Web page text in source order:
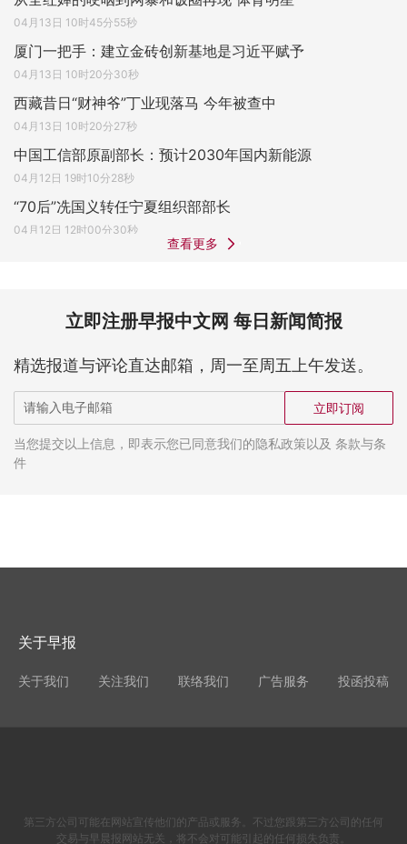
04月13日 10时45分55秒
厦门一把手：建立金砖创新基地是习近平赋予
04月13日 10时20分30秒
西藏昔日“财神爷”丁业现落马 今年被查中
04月13日 10时20分27秒
中国工信部原副部长：预计2030年国内新能源
04月12日 19时10分28秒
“70后”冼国义转任宁夏组织部部长
04月12日 12时00分30秒
查看更多
立即注册早报中文网 每日新闻简报
精选报道与评论直达邮箱，周一至周五上午发送。
立即订阅
当您提交以上信息，即表示您已同意我们的隐私政策以及 条款与条
件
关于早报
关于我们 关注我们 联络我们 广告服务 投函投稿
第三方公司可能在网站宣传他们的产品或服务。不过您跟第三方公司的任何
交易与早晨报网站无关，将不会对可能引起的任何损失负责。